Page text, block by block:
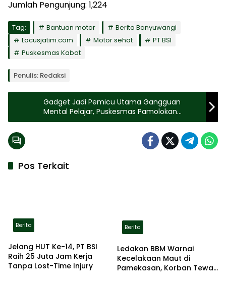
Jumlah Pengunjung: 1,224
Tag: Bantuan motor
Berita Banyuwangi
Locusjatim.com
Motor sehat
PT BSI
Puskesmas Kabat
Penulis: Redaksi
Gadget Jadi Pemicu Utama Gangguan
Mental Pelajar, Puskesmas Pamolokan
Gencarkan Program Lakar Beres
Pos Terkait
Berita
Jelang HUT Ke-14, PT BSI
Raih 25 Juta Jam Kerja
Tanpa Lost-Time Injury
Berita
Ledakan BBM Warnai
Kecelakaan Maut di
Pamekasan, Korban Tewas